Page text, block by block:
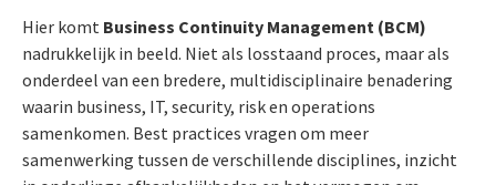
Hier komt Business Continuity Management (BCM)
nadrukkelijk in beeld. Niet als losstaand proces, maar als
onderdeel van een bredere, multidisciplinaire benadering
waarin business, IT, security, risk en operations
samenkomen. Best practices vragen om meer
samenwerking tussen de verschillende disciplines, inzicht